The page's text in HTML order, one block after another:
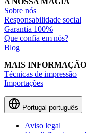
Sobre nós
Responsabilidade social
Garantia 100%
Que confia em nós?
Blog
MAIS INFORMAÇÃO
Técnicas de impressão
Importações
Portugal português
Aviso legal